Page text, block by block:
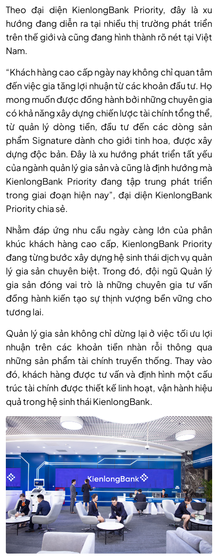
Theo đại diện KienlongBank Priority, đây là xu
hướng đang diễn ra tại nhiều thị trường phát triển
trên thế giới và cũng đang hình thành rõ nét tại Việt
Nam.
“Khách hàng cao cấp ngày nay không chỉ quan tâm
đến việc gia tăng lợi nhuận từ các khoản đầu tư. Họ
mong muốn được đồng hành bởi những chuyên gia
có khả năng xây dựng chiến lược tài chính tổng thể,
từ quản lý dòng tiền, đầu tư đến các dòng sản
phẩm Signature dành cho giới tinh hoa, được xây
dựng độc bản. Đây là xu hướng phát triển tất yếu
của ngành quản lý gia sản và cũng là định hướng mà
KienlongBank Priority đang tập trung phát triển
trong giai đoạn hiện nay”, đại diện KienlongBank
Priority chia sẻ.
Nhằm đáp ứng nhu cầu ngày càng lớn của phân
khúc khách hàng cao cấp, KienlongBank Priority
đang từng bước xây dựng hệ sinh thái dịch vụ quản
lý gia sản chuyên biệt. Trong đó, đội ngũ Quản lý
gia sản đóng vai trò là những chuyên gia tư vấn
đồng hành kiến tạo sự thịnh vượng bền vững cho
tương lai.
Quản lý gia sản không chỉ dừng lại ở việc tối ưu lợi
nhuận trên các khoản tiền nhàn rỗi thông qua
những sản phẩm tài chính truyền thống. Thay vào
đó, khách hàng được tư vấn và định hình một cấu
trúc tài chính được thiết kế linh hoạt, vận hành hiệu
quả trong hệ sinh thái KienlongBank.